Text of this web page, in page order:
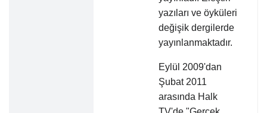
yazıları ve öyküleri
değişik dergilerde
yayınlanmaktadır.
Eylül 2009'dan
Şubat 2011
arasında Halk